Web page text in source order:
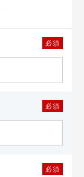
必須
必須
必須